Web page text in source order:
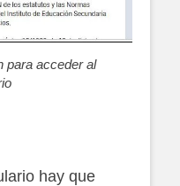
para acceder al
hay que